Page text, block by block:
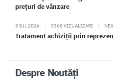
prețuri de vânzare
3 IUL 2026 | 3360 VIZUALIZARI |
Tratament achiziții prin
Despre Noutăți